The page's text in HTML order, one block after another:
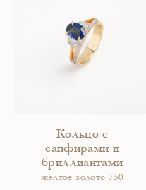
Кольцо с
сапфирами и
бриллиантами
желтое золото 750